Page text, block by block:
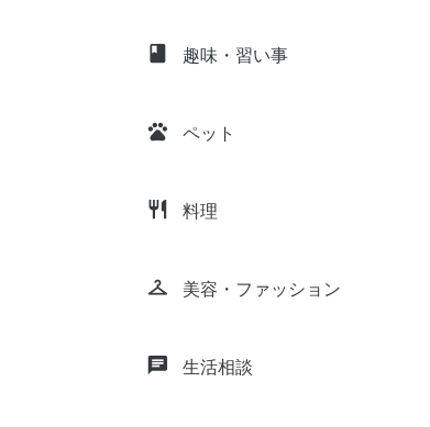
class 趣味・習い事
pets ペット
restaurant 料理
checkroom 美容・ファッション
chat 生活相談